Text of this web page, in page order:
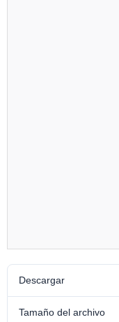
Descargar
Tamaño del archivo